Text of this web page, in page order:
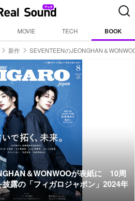
MOVIE TECH BOOK
新作 SEVENTEENのJEONGHAN＆
＆WONWOOが表紙に 10周
露の「フィガロジャポン」2024年